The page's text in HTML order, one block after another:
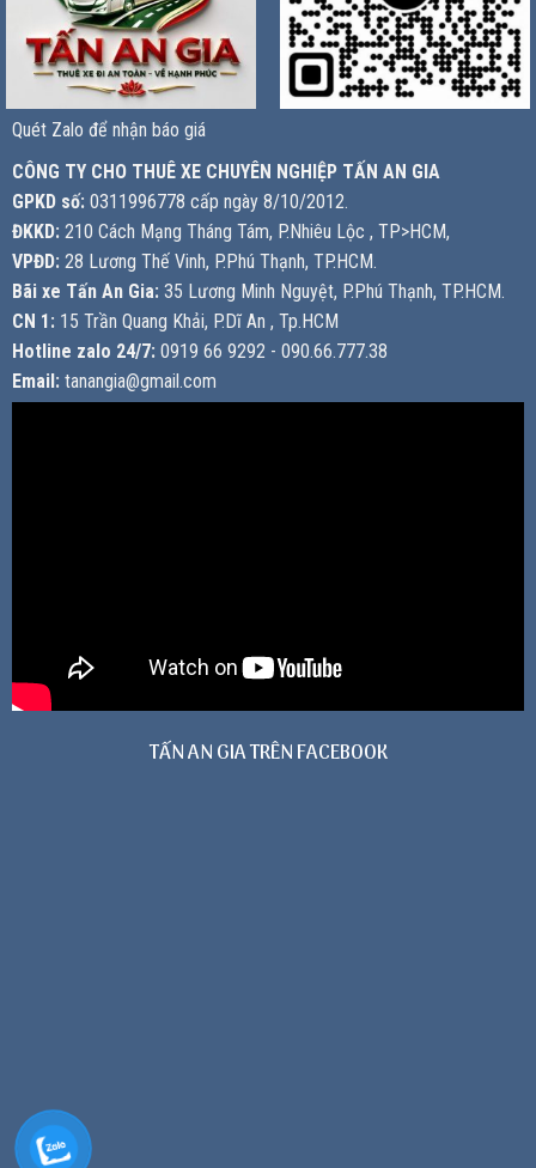
Quét Zalo để nhận báo giá
CÔNG TY CHO THUÊ XE CHUYÊN NGHIỆP TẤN AN GIA
GPKD số: 0311996778 cấp ngày 8/10/2012.
ĐKKD: 210 Cách Mạng Tháng Tám, P.Nhiêu Lộc , TP>HCM,
VPĐD: 28 Lương Thế Vinh, P.Phú Thạnh, TP.HCM.
Bãi xe Tấn An Gia: 35 Lương Minh Nguyệt, P.Phú Thạnh, TP.HCM.
CN 1: 15 Trần Quang Khải, P.Dĩ An , Tp.HCM
Hotline zalo 24/7: 0919 66 9292 - 090.66.777.38
Email: tanangia@gmail.com
TẤN AN GIA TRÊN FACEBOOK